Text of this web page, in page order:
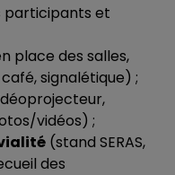
participants et
place des salles,
signalétique) ;
vidéos) ;
(stand SERAS,
des